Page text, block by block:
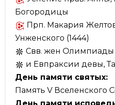
Богородицы
Прп. Макария
Унженского (1444)
Свв. жен Олимпиады
и Евпраксии девы,
День памяти святых:
Память V Вселенского